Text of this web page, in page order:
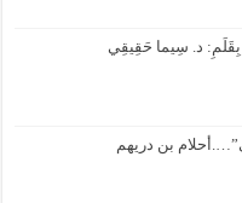
د. سِيما حَقِيقِي
بن دريهم